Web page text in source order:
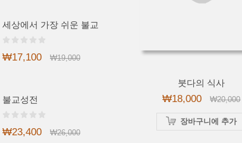
붓다의 식사
₩18,000 ₩20,000
장바구니에 추가
세상에서 가장 쉬운 불교
₩17,100 ₩19,000
불교성전
₩23,400 ₩26,000